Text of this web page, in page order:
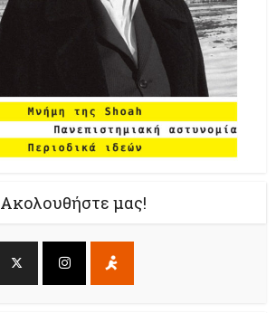
Ακολουθήστε μας!